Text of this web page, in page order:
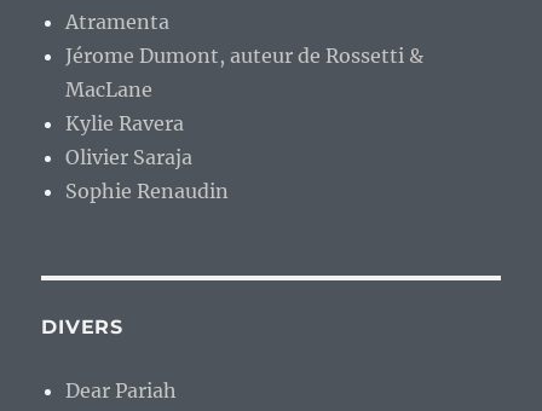
Atramenta
Jérome Dumont, auteur de Rossetti &
MacLane
Kylie Ravera
Olivier Saraja
Sophie Renaudin
DIVERS
Dear Pariah